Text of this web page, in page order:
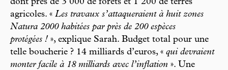
dont près de 3 000 de forêts et 1 200 de terres
agricoles. « Les travaux s’attaqueraient à huit zones
Natura 2000 habitées par près de 200 espèces
protégées ! », explique Sarah. Budget total pour une
telle boucherie ? 14 milliards d’euros, « qui devraient
monter facile à 18 milliards avec l’inflation ». Une